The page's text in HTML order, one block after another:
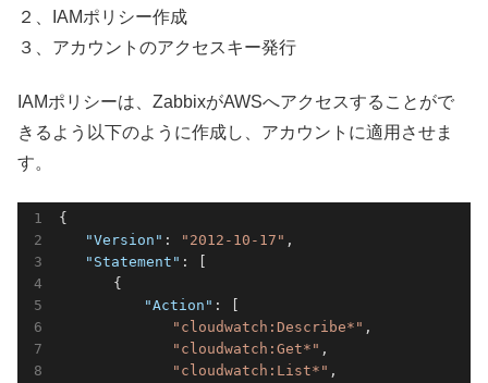
２、IAMポリシー作成
３、アカウントのアクセスキー発行
IAMポリシーは、ZabbixがAWSへアクセスすることがで
きるよう以下のように作成し、アカウントに適用させま
す。
{
"Version" : "2012-10-17" ,
"Statement" : [
   　　{
"Action" : [
"cloudwatch:Describe*" ,
"cloudwatch:Get*" ,
"cloudwatch:List*" ,